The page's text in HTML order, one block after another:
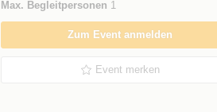
Max. Begleitpersonen 1
Zum Event anmelden
Event merken